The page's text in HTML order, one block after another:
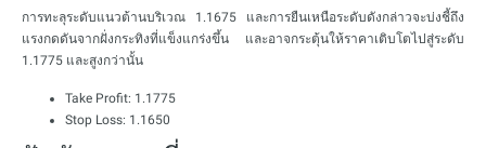
การทะลุระดับแนวต้านบริเวณ 1.1675 และการยืนเหนือระดับดังกล่าวจะบ่งชี้ถึง
แรงกดดันจากฝั่งกระทิงที่แข็งแกร่งขึ้น และอาจกระตุ้นให้ราคาเติบโตไปสู่ระดับ
1.1775 และสูงกว่านั้น
Take Profit: 1.1775
Stop Loss: 1.1650